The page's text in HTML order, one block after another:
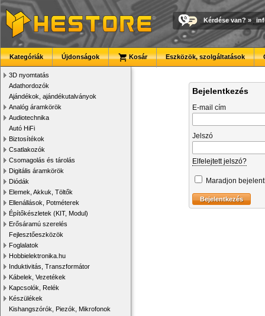
Kérdése van? »
Kategóriák Újdonságok Kosár Eszközök, szolgáltatások
3D nyomtatás
Adathordozók
Ajándékok, ajándékutalványok
Analóg áramkörök
Audiotechnika
Autó HiFi
Biztosítékok
Csatlakozók
Csomagolás és tárolás
Digitális áramkörök
Diódák
Elemek, Akkuk, Töltők
Ellenállások, Potméterek
Építőkészletek (KIT, Modul)
Erősáramú szerelés
Fejlesztőeszközök
Foglalatok
Hobbielektronika.hu
Induktivitás, Transzformátor
Kábelek, Vezetékek
Kapcsolók, Relék
Készülékek
Kishangszórók, Piezók, Mikrofonok
Bejelentkezés
E-mail cím
Jelszó
Elfelejtett jelszó?
Maradjon